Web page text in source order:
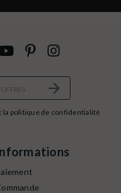
la politique de confidentialité